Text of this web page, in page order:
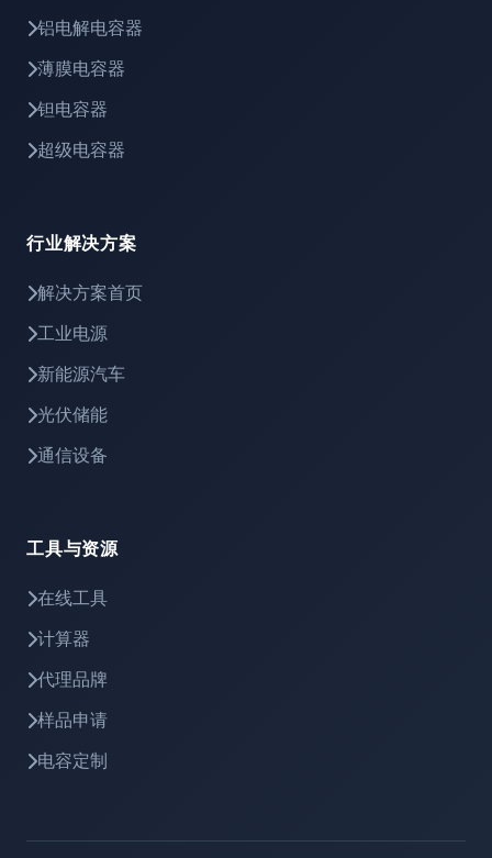
铝电解电容器
薄膜电容器
钽电容器
超级电容器
行业解决方案
解决方案首页
工业电源
新能源汽车
光伏储能
通信设备
工具与资源
在线工具
计算器
代理品牌
样品申请
电容定制